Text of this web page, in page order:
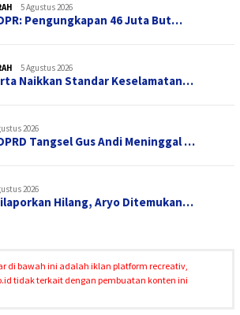
5 Agustus 2026
Pengungkapan 46 Juta But…
5 Agustus 2026
Naikkan Standar Keselamatan…
2026
Tangsel Gus Andi Meninggal …
2026
Hilang, Aryo Ditemukan…
di bawah ini adalah iklan platform recreativ,
tidak terkait dengan pembuatan konten ini